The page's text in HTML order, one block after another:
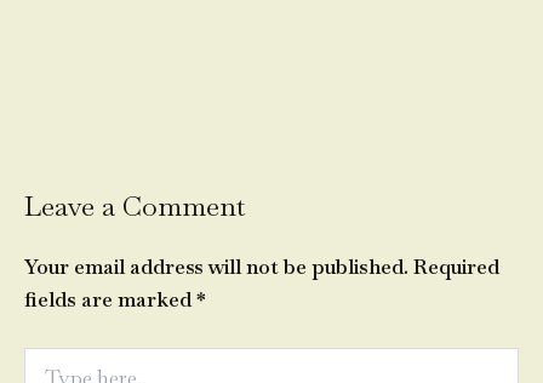
Leave a Comment
Your email address will not be published. Required
fields are marked*